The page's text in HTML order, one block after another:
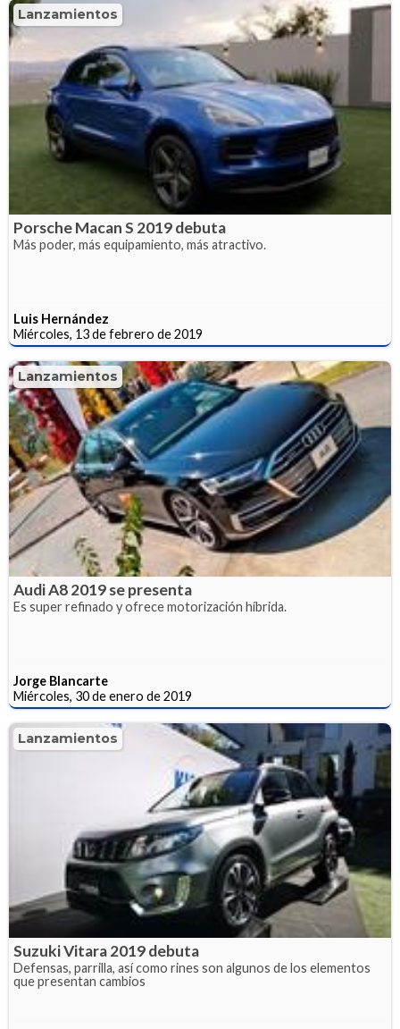
Lanzamientos
Porsche Macan S 2019 debuta
Más poder, más equipamiento, más atractivo.
Luis Hernández
Miércoles, 13 de febrero de 2019
Lanzamientos
Audi A8 2019 se presenta
Es super refinado y ofrece motorización híbrida.
Jorge Blancarte
Miércoles, 30 de enero de 2019
Lanzamientos
Suzuki Vitara 2019 debuta
Defensas, parrilla, así como rines son algunos de los elementos
que presentan cambios